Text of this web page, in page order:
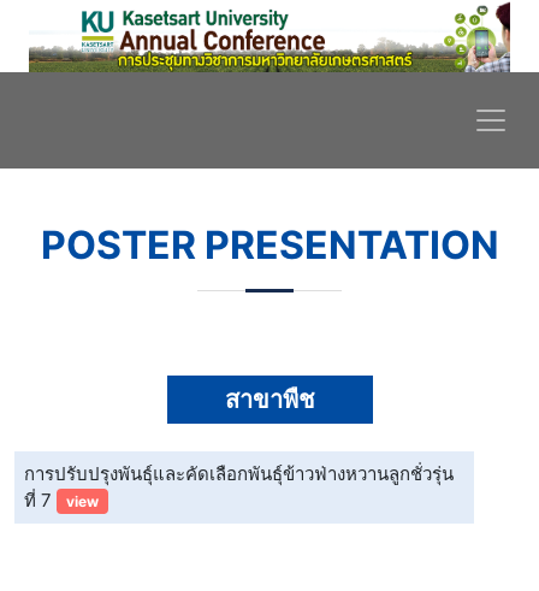
POSTER PRESENTATION
สาขาพืช
การปรับปรุงพันธุ์และคัดเลือกพันธุ์ข้าวฟ่างหวานลูกชั่วรุ่น
ที่ 7
view